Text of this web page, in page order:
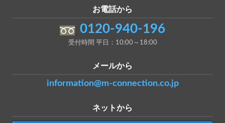
お電話から
0120-940-196
受付時間 平日：10:00～18:00
メールから
information@m-connection.co.jp
ネットから